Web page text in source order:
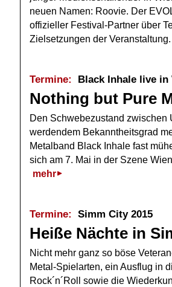
neuen Namen: Roovie. Der
offizieller Festival-Partner über
Zielsetzungen der
Termine: Black Inhale live in
Nothing but Pure
Den Schwebezustand zwischen
werdendem Bekanntheitsgrad
Metalband Black Inhale fast
sich am 7. Mai in der Szene
mehr
Termine: Simm City 2015
Heiße Nächte in
Nicht mehr ganz so böse
Metal-Spielarten, ein Ausflug in
Rock´n´Roll sowie die